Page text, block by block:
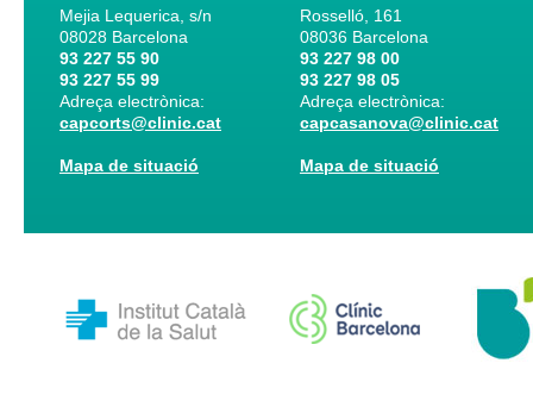
Mejia Lequerica, s/n
08028 Barcelona
93 227 55 90
93 227 55 99
Adreça electrònica:
capcorts@clinic.cat
Mapa de situació
Rosselló, 161
08036 Barcelona
93 227 98 00
93 227 98 05
Adreça electrònica:
capcasanova@clinic.cat
Mapa de situació